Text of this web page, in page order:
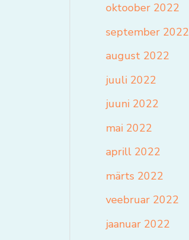
oktoober 2022
september 2022
august 2022
juuli 2022
juuni 2022
mai 2022
aprill 2022
märts 2022
veebruar 2022
jaanuar 2022